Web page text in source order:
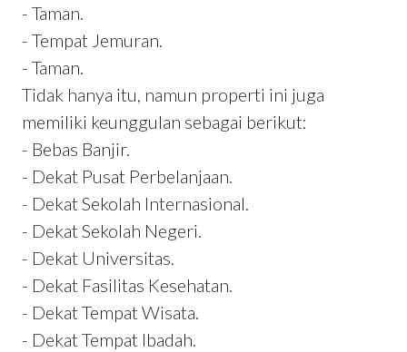
- Taman.
- Tempat Jemuran.
- Taman.
Tidak hanya itu, namun properti ini juga
memiliki keunggulan sebagai berikut:
- Bebas Banjir.
- Dekat Pusat Perbelanjaan.
- Dekat Sekolah Internasional.
- Dekat Sekolah Negeri.
- Dekat Universitas.
- Dekat Fasilitas Kesehatan.
- Dekat Tempat Wisata.
- Dekat Tempat Ibadah.